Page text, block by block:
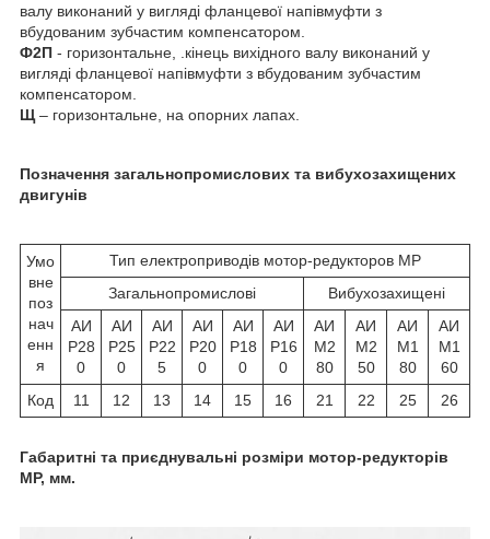
валу виконаний у вигляді фланцевої напівмуфти з
вбудованим зубчастим компенсатором.
Ф2П - горизонтальне, .кінець вихідного валу виконаний у
вигляді фланцевої напівмуфти з вбудованим зубчастим
компенсатором.
Щ– горизонтальне, на опорних лапах.
Позначення загальнопромислових та вибухозахищених
двигунів
Умо
вне
поз
нач
енн
я
Тип електроприводів мотор-редукторов МР
Загальнопромислові
Вибухозахищені
АИ
Р28
0
АИ
Р25
0
АИ
Р22
5
АИ
Р20
0
АИ
Р18
0
АИ
Р16
0
АИ
М2
80
АИ
М2
50
АИ
М1
80
АИ
М1
60
Код
11 12 13 14 15 16 21 22 25 26
Габаритні та приєднувальні розміри мотор-редукторів
МР, мм.